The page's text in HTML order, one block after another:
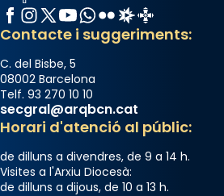
Facebook
Instagram
X / Twitter
YouTube
WhatsApp
FlickrRadio Estel
Catalunya
Contacte i suggeriments:
C. del Bisbe, 5
08002 Barcelona
Telf. 93 270 10 10
secgral@arqbcn.cat
Horari d'atenció al públic:
de dilluns a divendres, de 9 a 14 h.
Visites a l'Arxiu Diocesà:
de dilluns a dijous, de 10 a 13 h.